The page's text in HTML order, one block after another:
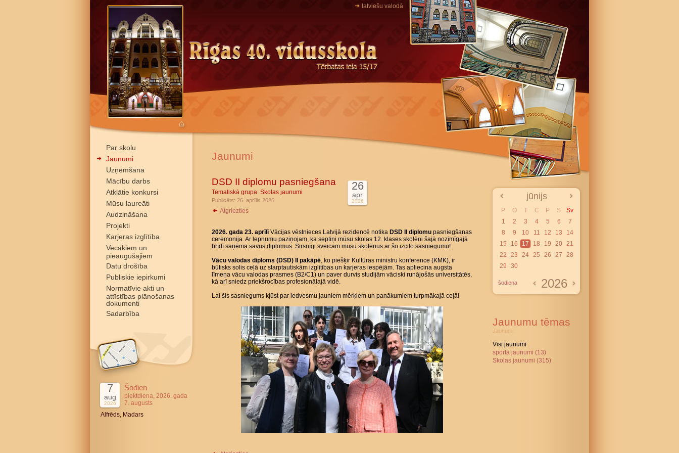
latviešu valodā
Par skolu
Jaunumi
Uzņemšana
Mācību darbs
Atklātie konkursi
Mūsu laureāti
Audzināšana
Projekti
Karjeras izglītība
Vecākiem un
pieaugušajiem
Datu drošība
Publiskie iepirkumi
Normatīvie akti un
attīstības plānošanas
dokumenti
Sadarbība
7
aug
2026
Šodien
piektdiena, 2026. gada
7. augusts
Alfrēds, Madars
Jaunumi
DSD II diplomu pasniegšana
Tematiskā grupa: Skolas jaunumi
Publicēts: 26. aprīlis 2026
26
apr
2026
Atgriezties
2026. gada 23. aprīlīVācijas vēstnieces Latvijā rezidencē notika DSD II diplomu pasniegšanas
ceremonija. Ar lepnumu paziņojam, ka septiņi mūsu skolas 12. klases skolēni šajā nozīmīgajā
brīdī saņēma savus diplomus. Sirsnīgi sveicam mūsu skolēnus ar šo izcilo sasniegumu!
Vācu valodas diploms (DSD) II pakāpē, ko piešķir Kultūras ministru konference (KMK), ir
būtisks solis ceļā uz starptautiskām izglītības un karjeras iespējām. Tas apliecina augsta
līmeņa vācu valodas prasmes (B2/C1) un paver durvis studijām vāciski runājošās universitātēs,
kā arī sniedz priekšrocības profesionālajā vidē.
Lai šis sasniegums kļūst par iedvesmu jauniem mērķiem un panākumiem turpmākajā ceļā!
jūnijs
P O T C P S
Sv
1
2 3 4 5 6
7
8
9 10 11 12 13
14
15
16 17 18 19 20 21
22
23 24 25 26 27
28
29
30
šodiena 2026
Jaunumu tēmas
Jaunumi:
Visi jaunumi
sporta jaunumi (13)
Skolas jaunumi (315)